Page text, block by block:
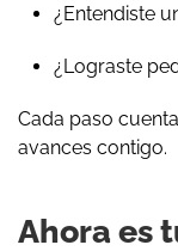
¿Entendiste
¿Lograste
Cada paso
avances contigo.
Ahora es